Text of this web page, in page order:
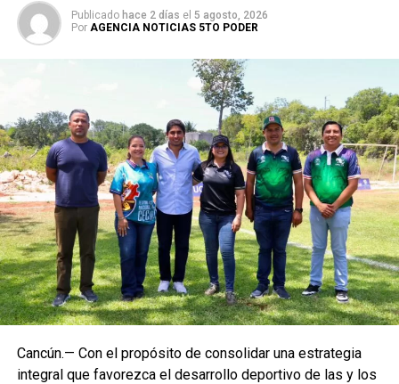
Publicado hace 2 días el 5 agosto, 2026
Por AGENCIA NOTICIAS 5TO PODER
Cancún.— Con el propósito de consolidar una estrategia
integral que favorezca el desarrollo deportivo de las y los